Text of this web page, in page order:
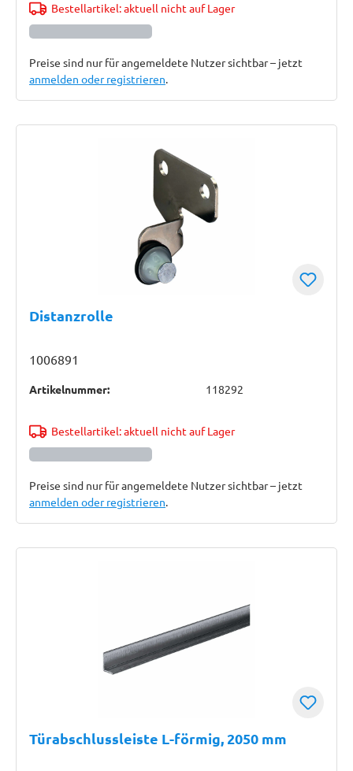
Bestellartikel: aktuell nicht auf Lager
Preise sind nur für angemeldete Nutzer sichtbar – jetzt
anmelden oder registrieren.
Distanzrolle
1006891
Artikelnummer: 118292
Bestellartikel: aktuell nicht auf Lager
Preise sind nur für angemeldete Nutzer sichtbar – jetzt
anmelden oder registrieren.
Türabschlussleiste L-förmig, 2050 mm